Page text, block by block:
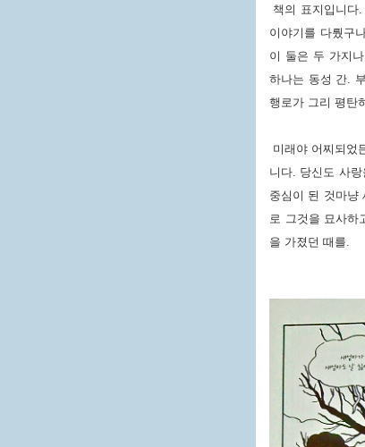
책의 표지입니다
이야기를 다뤘구
이 둘은 두 가지
하나는 동성 간.
행로가 그리 평탄
미래야 어찌되었
니다. 당신도 사
중심이 된 것마냥
로 그것을 묘사하
을 가졌던 때를.